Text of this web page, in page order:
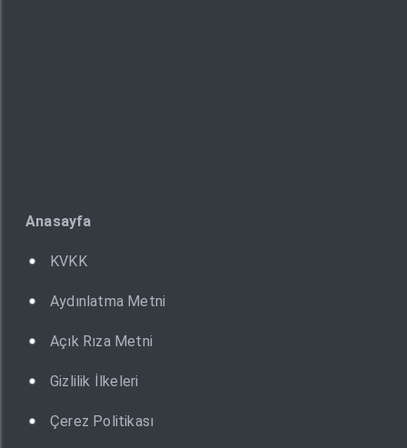
Anasayfa
KVKK
Aydınlatma Metni
Açık Rıza Metni
Gizlilik İlkeleri
Çerez Politikası